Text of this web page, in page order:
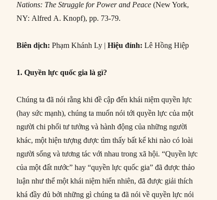
Nations: The Struggle for Power and Peace (New York,
NY: Alfred A. Knopf), pp. 73-79.
Biên dịch:Phạm Khánh Ly |Hiệu đính:Lê Hồng Hiệp
1. Quyền lực quốc gia là gì?
Chúng ta đã nói rằng khi đề cập đến khái niệm quyền lực
(hay sức mạnh), chúng ta muốn nói tới quyền lực của một
người chi phối tư tưởng và hành động của những người
khác, một hiện tượng được tìm thấy bất kể khi nào có loài
người sống và tương tác với nhau trong xã hội. “Quyền lực
của một đất nước” hay “quyền lực quốc gia” đã được thảo
luận như thể một khái niệm hiển nhiên, đã được giải thích
khá đầy đủ bởi những gì chúng ta đã nói về quyền lực nói